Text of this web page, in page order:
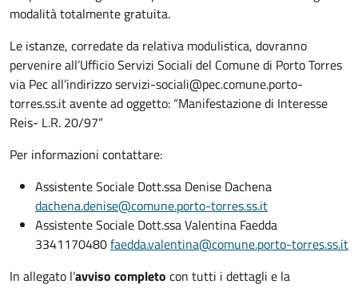
modalità totalmente gratuita.
Le istanze, corredate da relativa modulistica, dovranno
pervenire all’Ufficio Servizi Sociali del Comune di Porto Torres
via Pec all’indirizzo servizi-sociali@pec.comune.porto-
torres.ss.it avente ad oggetto: “Manifestazione di Interesse
Reis- L.R. 20/97”
Per informazioni contattare:
Assistente Sociale Dott.ssa Denise Dachena
dachena.denise@comune.porto-torres.ss.it
Assistente Sociale Dott.ssa Valentina Faedda
3341170480faedda.valentina@comune.porto-torres.ss.it
In allegato l’avviso completo con tutti i dettagli e la